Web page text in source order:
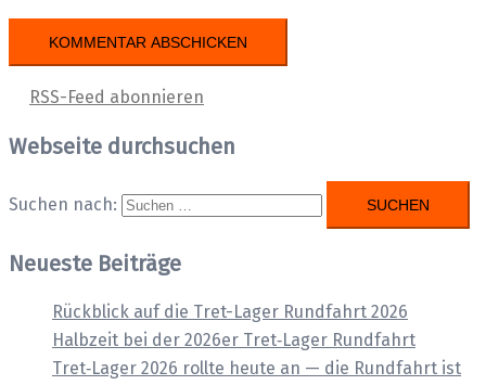
RSS-Feed abonnieren
Webseite durchsuchen
Suchen nach:
Neueste Beiträge
Rückblick auf die Tret-Lager Rundfahrt 2026
Halbzeit bei der 2026er Tret‑Lager Rundfahrt
Tret‑Lager 2026 rollte heute an — die Rundfahrt ist